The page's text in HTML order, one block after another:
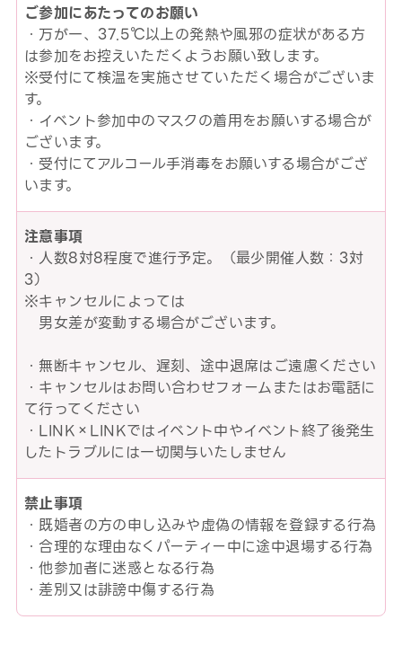
ご参加にあたってのお願い
・万が一、37.5℃以上の発熱や風邪の症状がある方
は参加をお控えいただくようお願い致します。
※受付にて検温を実施させていただく場合がございま
す。
・イベント参加中のマスクの着用をお願いする場合が
ございます。
・受付にてアルコール手消毒をお願いする場合がござ
います。
注意事項
・人数8対8程度で進行予定。（最少開催人数：3対
3）
※キャンセルによっては
男女差が変動する場合がございます。
・無断キャンセル、遅刻、途中退席はご遠慮ください
・キャンセルはお問い合わせフォームまたはお電話に
て行ってください
・LINK×LINKではイベント中やイベント終了後発生
したトラブルには一切関与いたしません
禁止事項
・既婚者の方の申し込みや虚偽の情報を登録する行為
・合理的な理由なくパーティー中に途中退場する行為
・他参加者に迷惑となる行為
・差別又は誹謗中傷する行為